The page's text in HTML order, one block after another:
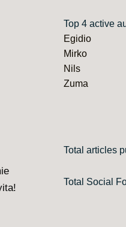
Top 4 active
Egidio
Mirko
Nils
Zuma
Total articles
Total Social